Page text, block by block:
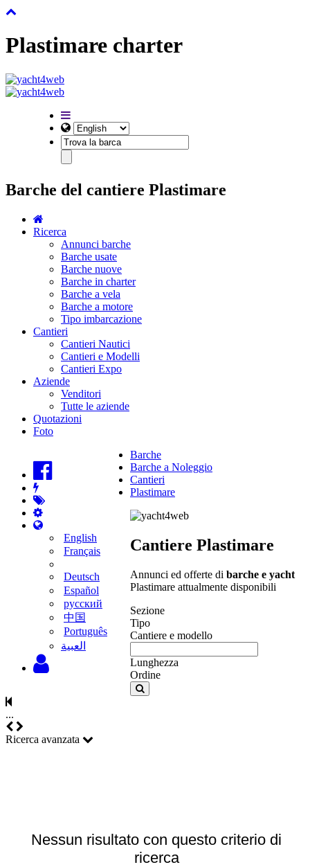
Plastimare charter
Barche del cantiere Plastimare
Ricerca
Annunci barche
Barche usate
Barche nuove
Barche in charter
Barche a vela
Barche a motore
Tipo imbarcazione
Cantieri
Cantieri Nautici
Cantieri e Modelli
Cantieri Expo
Aziende
Venditori
Tutte le aziende
Quotazioni
Foto
English
Français
Deutsch
Español
русский
中国
Português
‫العبية
Barche
Barche a Noleggio
Cantieri
Plastimare
Cantiere Plastimare
Annunci ed offerte di barche e yacht
Plastimare attualmente disponibili
Sezione
Tipo
Cantiere e modello
Lunghezza
Ordine
...
Ricerca avanzata
Nessun risultato con questo criterio di
ricerca